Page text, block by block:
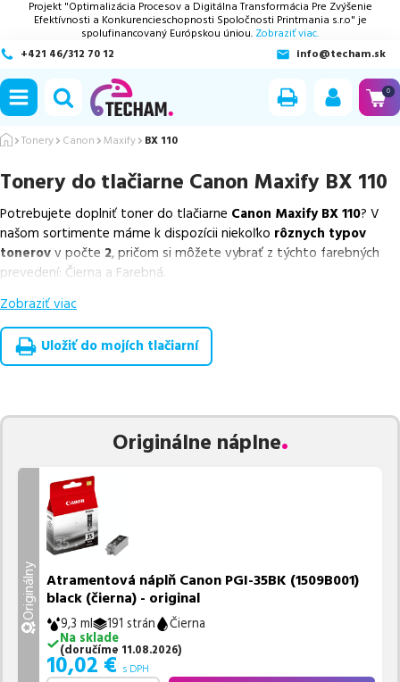
Projekt "Optimalizácia Procesov a Digitálna Transformácia Pre Zvýšenie
Efektívnosti a Konkurencieschopnosti Spoločnosti Printmania s.r.o" je
spolufinancovaný Európskou úniou. Zobraziť viac.
+421 46/312 70 12
info@techam.sk
0
Tonery Canon Maxify BX 110
Tonery do tlačiarne Canon Maxify BX 110
Potrebujete doplniť toner do tlačiarne Canon Maxify BX 110? V
našom sortimente máme k dispozícii niekoľko rôznych typov
tonerovv počte 2, pričom si môžete vybrať z týchto farebných
prevedení: Čierna a Farebná.
Z uvedeného množstva dostupných náplní
náplnev počte2ks.
Celá táto certifikovaná ponuka, spĺňajúca normy ISO 9001 a 14001,
Vieme, že pri nákupe zohráva dôležitú úlohu aj dostupnosť. Preto
pravidelne naskladňovať produkty, aby boli ihneď k
dispozícii na odoslanie.
ponuke 2 ks tonerov,
Ak si pri výbere nie ste istí, ktoré riešenie je pre vaše potreby
najvhodnejšie, alebo máte akékoľvek ďalšie otázky, môžete sa na
nás kedykoľvek obrátiť e-mailom alebo telefonicky. Sme tu, aby
sme vám pomohli vybrať to najlepšie riešenie.
Zobraziť viac
Uložiť do mojích tlačiarní
Originálne náplne
Originálny Atramentová náplň Canon PGI-35BK (1509B001)
black (čierna) - original
9,3 ml 191 strán
Čierna
Na sklade
(doručíme 11.08.2026)
10,02 € s DPH